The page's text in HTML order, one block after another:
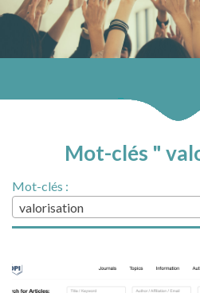
Mot-clés "
Mot-clés :
valorisation